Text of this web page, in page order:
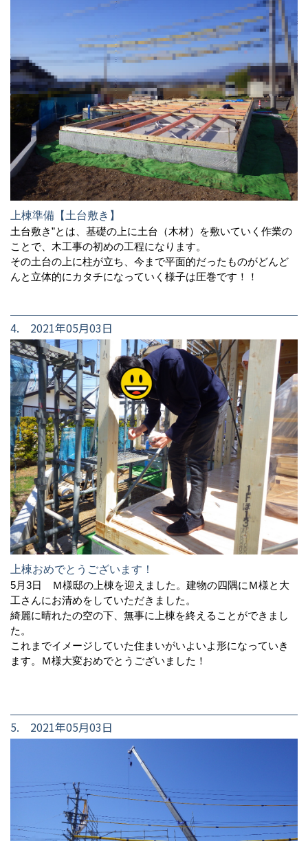
上棟準備【土台敷き】
土台敷き”とは、基礎の上に土台（木材）を敷いていく作業の
ことで、木工事の初めの工程になります。
その土台の上に柱が立ち、今まで平面的だったものがどんど
んと立体的にカタチになっていく様子は圧巻です！！
4. 2021年05月03日
上棟おめでとうございます！
5月3日 Ｍ様邸の上棟を迎えました。建物の四隅にＭ様と大
工さんにお清めをしていただきました。
綺麗に晴れたの空の下、無事に上棟を終えることができまし
た。
これまでイメージしていた住まいがいよいよ形になっていき
ます。Ｍ様大変おめでとうございました！
5. 2021年05月03日